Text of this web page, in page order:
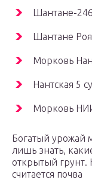
Шантане-
Шантане
Морковь
Нантская 5
Морковь
Богатый урожай
лишь знать,
открытый
считается почва